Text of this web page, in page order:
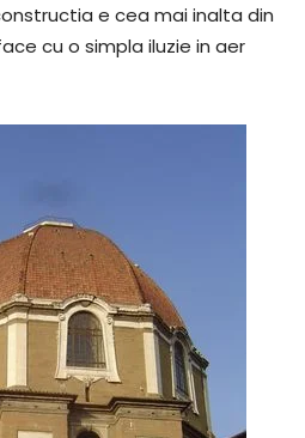
e cea mai inalta din
cu o simpla iluzie in aer